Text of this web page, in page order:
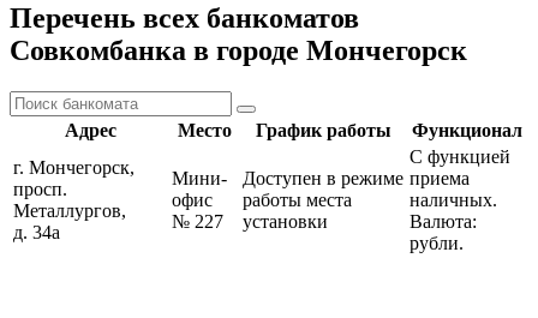
Перечень всех банкоматов
Совкомбанка в городе Мончегорск
Адрес Место График работы
Функционал
г. Мончегорск,
просп.
Металлургов,
д. 34а
Мини-
офис
№ 227
Доступен в режиме
работы места
установки
С функцией
приема
наличных.
Валюта:
рубли.